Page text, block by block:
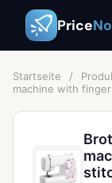
Price
Startseite /
machine with